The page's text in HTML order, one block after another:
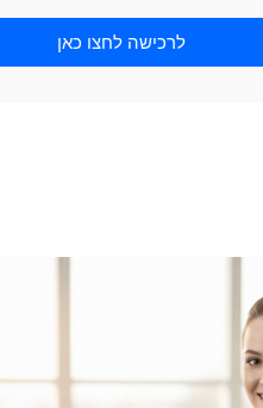
לרכישה לחצו כאן